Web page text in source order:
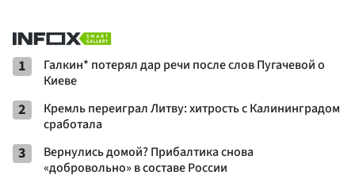
1
Галкин* потерял дар речи после слов Пугачевой о
Киеве
2
Кремль переиграл Литву: хитрость с Калининградом
сработала
3
Вернулись домой? Прибалтика снова
«добровольно» в составе России